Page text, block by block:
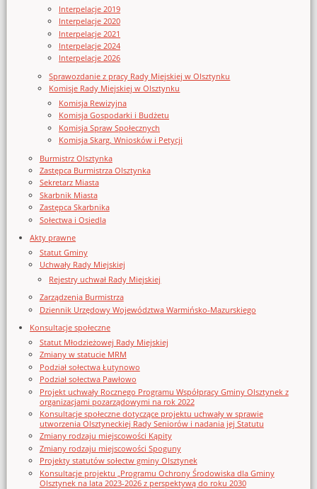
Interpelacje 2019
Interpelacje 2020
Interpelacje 2021
Interpelacje 2024
Interpelacje 2026
Sprawozdanie z pracy Rady Miejskiej w Olsztynku
Komisje Rady Miejskiej w Olsztynku
Komisja Rewizyjna
Komisja Gospodarki i Budżetu
Komisja Spraw Społecznych
Komisja Skarg, Wniosków i Petycji
Burmistrz Olsztynka
Zastępca Burmistrza Olsztynka
Sekretarz Miasta
Skarbnik Miasta
Zastępca Skarbnika
Sołectwa i Osiedla
Akty prawne
Statut Gminy
Uchwały Rady Miejskiej
Rejestry uchwał Rady Miejskiej
Zarządzenia Burmistrza
Dziennik Urzędowy Województwa Warmińsko-Mazurskiego
Konsultacje społeczne
Statut Młodzieżowej Rady Miejskiej
Zmiany w statucie MRM
Podział sołectwa Łutynowo
Podział sołectwa Pawłowo
Projekt uchwały Rocznego Programu Współpracy Gminy Olsztynek z
organizacjami pozarządowymi na rok 2022
Konsultacje społeczne dotyczące projektu uchwały w sprawie
utworzenia Olsztyneckiej Rady Seniorów i nadania jej Statutu
Zmiany rodzaju miejscowości Kąpity
Zmiany rodzaju miejscowości Spoguny
Projekty statutów sołectw gminy Olsztynek
Konsultacje projektu „Programu Ochrony Środowiska dla Gminy
Olsztynek na lata 2023-2026 z perspektywą do roku 2030